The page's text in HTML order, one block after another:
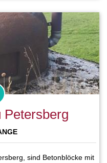
Petersberg
sind Betonblöcke mit